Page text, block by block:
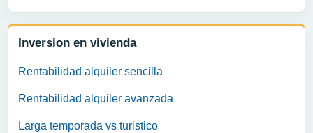
Inversion en vivienda
Rentabilidad alquiler sencilla
Rentabilidad alquiler avanzada
Larga temporada vs turistico